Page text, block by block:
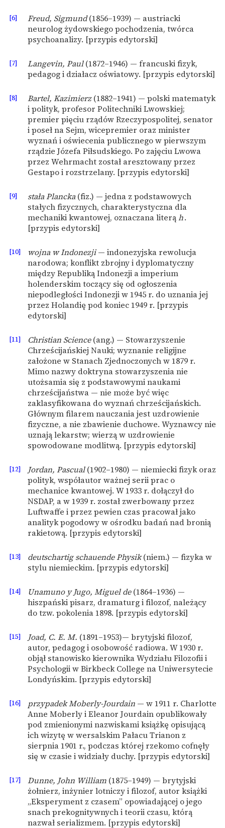
[6] Freud, Sigmund(1856–1939) — austriacki
neurolog żydowskiego pochodzenia, twórca
psychoanalizy. [przypis edytorski]
[7] Langevin, Paul(1872–1946) — francuski fizyk,
pedagog i działacz oświatowy. [przypis edytorski]
[8] Bartel, Kazimierz(1882–1941) — polski matematyk
i polityk, profesor Politechniki Lwowskiej;
premier pięciu rządów Rzeczypospolitej, senator
i poseł na Sejm, wicepremier oraz minister
wyznań i oświecenia publicznego w pierwszym
rządzie Józefa Piłsudskiego. Po zajęciu Lwowa
przez Wehrmacht został aresztowany przez
Gestapo i rozstrzelany. [przypis edytorski]
[9] stała Plancka(fiz.) — jedna z podstawowych
stałych fizycznych, charakterystyczna dla
mechaniki kwantowej, oznaczana literąh.
[przypis edytorski]
[10] wojna w Indonezji— indonezyjska rewolucja
narodowa; konflikt zbrojny i dyplomatyczny
między Republiką Indonezji a imperium
holenderskim toczący się od ogłoszenia
niepodległości Indonezji w 1945 r. do uznania jej
przez Holandię pod koniec 1949 r. [przypis
edytorski]
[11] Christian Science(ang.) — Stowarzyszenie
Chrześcijańskiej Nauki; wyznanie religijne
założone w Stanach Zjednoczonych w 1879 r.
Mimo nazwy doktryna stowarzyszenia nie
utożsamia się z podstawowymi naukami
chrześcijaństwa — nie może być więc
zaklasyfikowana do wyznań chrześcijańskich.
Głównym filarem nauczania jest uzdrowienie
fizyczne, a nie zbawienie duchowe. Wyznawcy nie
uznają lekarstw; wierzą w uzdrowienie
spowodowane modlitwą. [przypis edytorski]
[12] Jordan, Pascual(1902–1980) — niemiecki fizyk oraz
polityk, współautor ważnej serii prac o
mechanice kwantowej. W 1933 r. dołączył do
NSDAP, a w 1939 r. został zwerbowany przez
Luftwaffe i przez pewien czas pracował jako
analityk pogodowy w ośrodku badań nad bronią
rakietową. [przypis edytorski]
[13] deutschartig schauende Physik(niem.) — fizyka w
stylu niemieckim. [przypis edytorski]
[14] Unamuno y Jugo, Miguel de(1864–1936) —
hiszpański pisarz, dramaturg i filozof, należący
do tzw. pokolenia 1898. [przypis edytorski]
[15] Joad, C. E. M. (1891–1953)— brytyjski filozof,
autor, pedagog i osobowość radiowa. W 1930 r.
objął stanowisko kierownika Wydziału Filozofii i
Psychologii w Birkbeck College na Uniwersytecie
Londyńskim. [przypis edytorski]
[16] przypadek Moberly-Jourdain — w 1911 r. Charlotte
Anne Moberly i Eleanor Jourdain opublikowały
pod zmienionymi nazwiskami książkę opisującą
ich wizytę w wersalskim Pałacu Trianon z
sierpnia 1901 r., podczas której rzekomo cofnęły
się w czasie i widziały duchy. [przypis edytorski]
[17] Dunne, John William (1875–1949) — brytyjski
żołnierz, inżynier lotniczy i filozof, autor książki
„Eksperyment z czasem” opowiadającej o jego
snach prekognitywnych i teorii czasu, którą
nazwał serializmem. [przypis edytorski]